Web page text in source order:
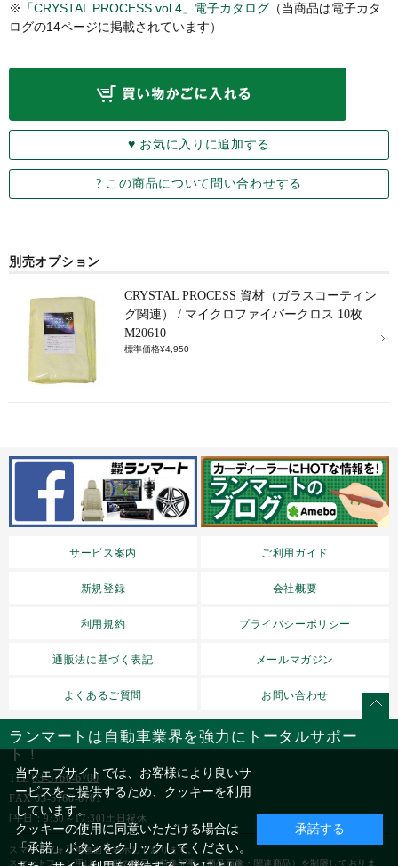
※ 「CRYSTAL PROCESS vol.4」電子カタログ （当商品は電子カタ
ログの14ページに掲載されています）
別売オプション
CRYSTAL PROCESS 資材（ガラスコーティン
グ関連） / マイクロファイバークロス 10枚
M20610
標準価格¥4,950
サービス案内 ご利用ガイド
新規登録 会社概要
利用規約 プライバシーポリシー
通販法に基づく表記 メールマガジン
よくあるご質問 お問い合わせ
ランマートは自動車業界を強力にトータルサポー
ト！
TEL03-5766-6700
FAX 03-5760-6701
[平日：9:30～17:30]土日祝休
スマートフォン用画面を表示しております。
スマートフォン用は、一部の表示（特集記事・商品画像・関連商品）を制限しておりま
当ウェブサイトでは、お客様により良いサ
ービスをご提供するため、クッキーを利用
しています。
クッキーの使用に同意いただける場合は
「承諾」ボタンをクリックしてください。
承諾する